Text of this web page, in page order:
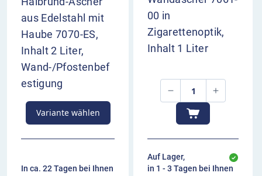
aus Edelstahl mit
Haube 7070-ES,
Inhalt 2 Liter,
Wand-/Pfostenbef
estigung
Variante wählen
In ca. 22 Tagen bei Ihnen
00 in
Zigarettenoptik,
Inhalt 1 Liter
Auf Lager,
in 1 - 3 Tagen bei Ihnen